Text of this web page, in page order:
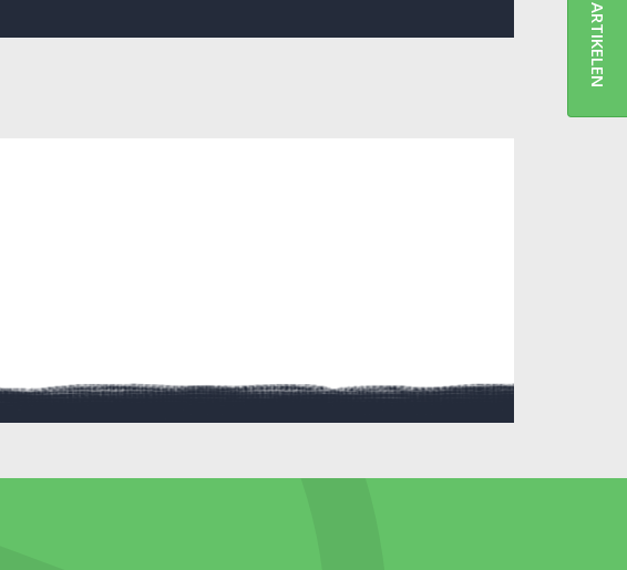
ARTIKELEN